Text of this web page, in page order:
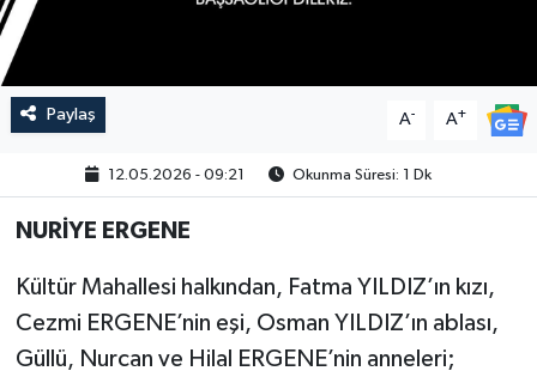
Paylaş A- A+
12.05.2026 - 09:21 Okunma Süresi: 1 Dk
NURİYE ERGENE
Kültür Mahallesi halkından, Fatma YILDIZ’ın kızı,
Cezmi ERGENE’nin eşi, Osman YILDIZ’ın ablası,
Güllü, Nurcan ve Hilal ERGENE’nin anneleri;